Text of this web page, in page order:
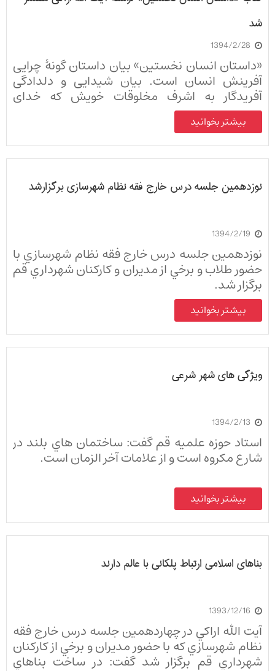
شد
1394/2/28
«داستان انسان نخستین» بیان داستان گونۀ چرایی
آفرینش انسان است. بیان شیدایی و دلدادگی
آفریدگار به اشرف مخلوقات خویش که خدای
عالمیان گوهری در درون انسان می‌دید که احدی را از
آن اطلاعی نبود. این کتاب با استفاده از آیات قرآن
کریم درباره آفرینش انسان نگاشته شده است.
بیشتر بخوانید
نوزدهمين جلسه درس خارج فقه نظام شهرسازي برگزارشد
1394/2/19
نوزدهمين جلسه درس خارج فقه نظام شهرسازي با
حضور طلاب و برخي از مديران و كاركنان شهرداري قم
برگزار شد.
بیشتر بخوانید
ویژگی های شهر شرعی
1394/2/13
استاد حوزه علمیه قم گفت: ساختمان هاي بلند در
شارع مكروه است و از علامات آخر الزمان است.
بیشتر بخوانید
بناهای اسلامی ارتباط پلکانی با عالم دارند
1393/12/16
آيت الله اراكي در چهاردهمين جلسه درس خارج فقه
نظام شهرسازي كه با حضور مديران و برخي از كاركنان
شهرداري قم برگزار شد گفت: در ساخت بناهاي